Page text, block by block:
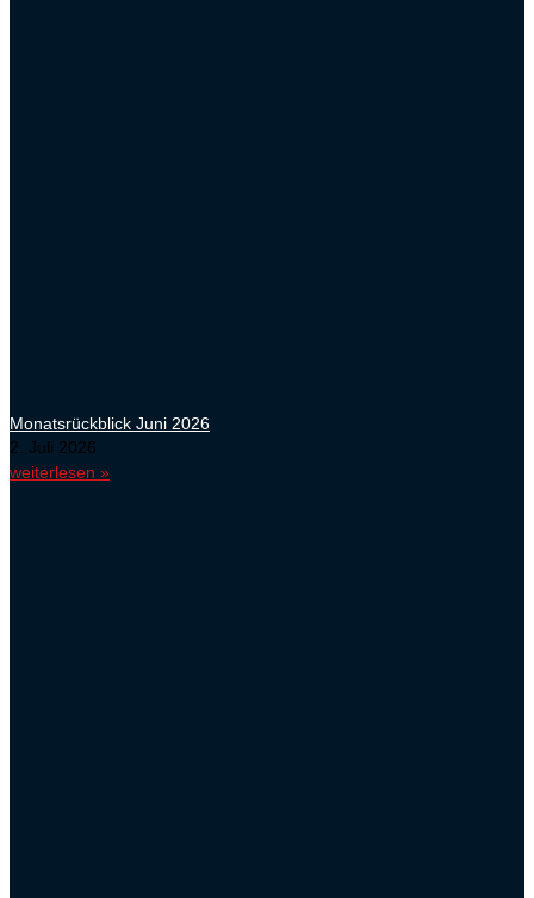
Monatsrückblick Juni 2026
2. Juli 2026
weiterlesen »